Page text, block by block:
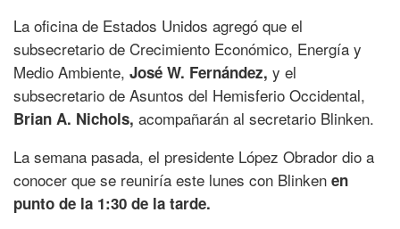
La oficina de Estados Unidos agregó que el
subsecretario de Crecimiento Económico, Energía y
Medio Ambiente, José W. Fernández, y el
subsecretario de Asuntos del Hemisferio Occidental,
Brian A. Nichols, acompañarán al secretario Blinken.
La semana pasada, el presidente López Obrador dio a
conocer que se reuniría este lunes con Blinken en
punto de la 1:30 de la tarde.